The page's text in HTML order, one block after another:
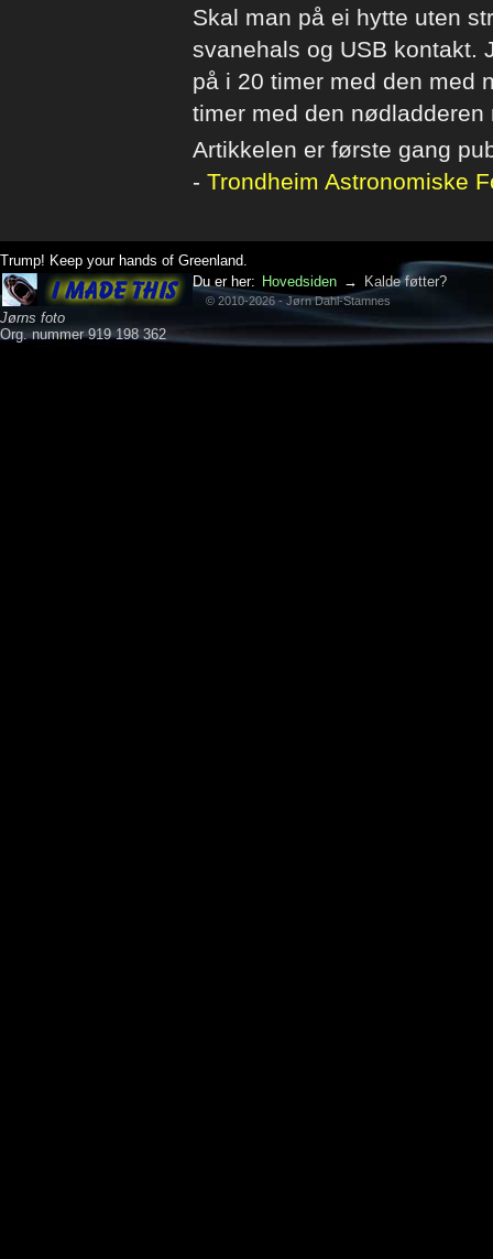
Skal man på ei hytte uten
svanehals og USB kontakt.
på i 20 timer med den med
timer med den nødladderen
Artikkelen er første gang
- Trondheim Astronomiske
Trump! Keep your hands of Greenland.
Jørns foto
Org. nummer 919 198 362
Du er her: Hovedsiden → Kalde føtter?
© 2010-2026 - Jørn Dahl-Stamnes